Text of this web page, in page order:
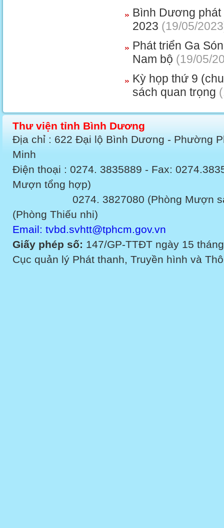
Bình Dương phát
2023 (19/05/
Phát triển Ga
Nam bộ (19/05/
Kỳ họp thứ 9
sách quan trọng
Thư viện tỉnh Bình Dương
Địa chỉ : 622 Đại lộ Bình Dương - Phường
Minh
Điện thoại : 0274. 3835889 - Fax:
Mượn tổng hợp)
0274. 3827080 (Phòng Mượn sách
(Phòng Thiếu nhi)
Email: tvbd.svhtt@tphcm.gov.vn
Giấy phép số: 147/GP-TTĐT ngày 15
Cục quản lý Phát thanh, Truyền hình và